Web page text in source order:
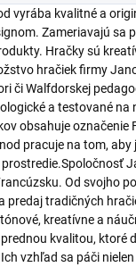
vyrába kvalitné a
Zameriavajú sa
Hračky sú
hračiek firmy
či Walfdorskej
a testované na
obsahuje označenie
pracuje na tom, aby
Od svojho
predaj tradičných
kreatívne a
kvalitou, ktoré
vzhľad sa páči